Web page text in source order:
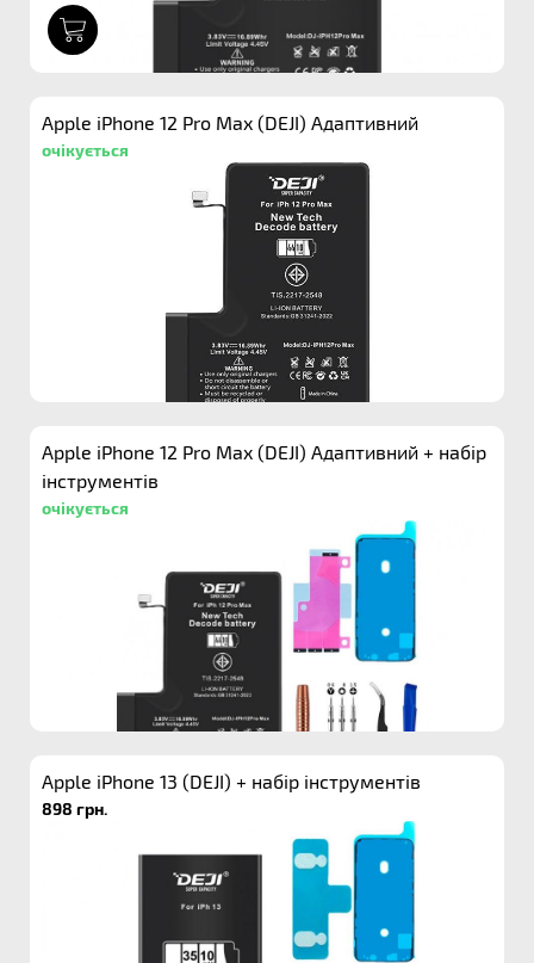
Apple iPhone 12 Pro Max (DEJI) Адаптивний
очікується
Apple iPhone 12 Pro Max (DEJI) Адаптивний + набір
інструментів
очікується
Apple iPhone 13 (DEJI) + набір інструментів
898 грн.